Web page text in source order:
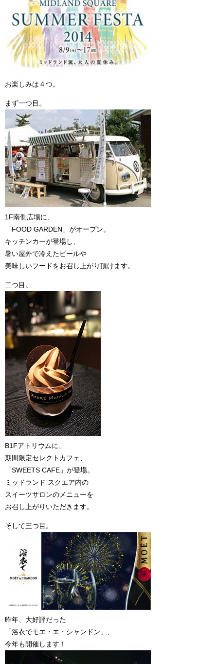
お楽しみは４つ。
まず一つ目。
1F南側広場に、
「FOOD GARDEN」がオープン。
キッチンカーが登場し、
暑い屋外で冷えたビールや
美味しいフードをお召し上がり頂けます。
二つ目。
B1Fアトリウムに、
期間限定セレクトカフェ、
「SWEETS CAFE」が登場。
ミッドランド スクエア内の
スイーツサロンのメニューを
お召し上がりいただきます。
そして三つ目。
昨年、大好評だった
「浴衣でモエ・エ・シャンドン」、
今年も開催します！